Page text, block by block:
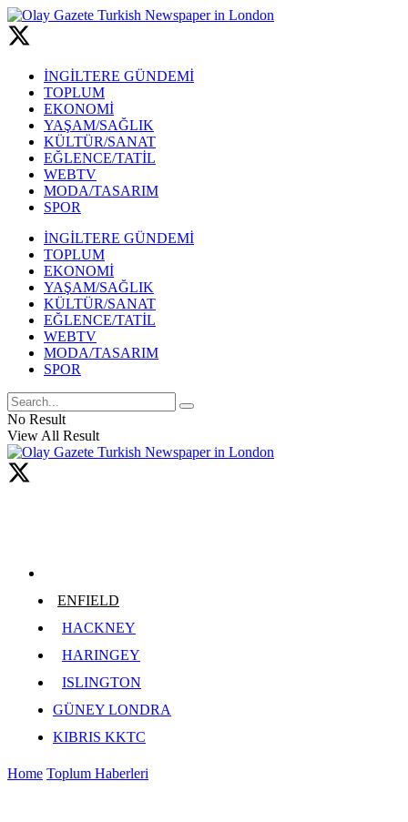
İNGİLTERE GÜNDEMİ
TOPLUM
EKONOMİ
YAŞAM/SAĞLIK
KÜLTÜR/SANAT
EĞLENCE/TATİL
WEBTV
MODA/TASARIM
SPOR
İNGİLTERE GÜNDEMİ
TOPLUM
EKONOMİ
YAŞAM/SAĞLIK
KÜLTÜR/SANAT
EĞLENCE/TATİL
WEBTV
MODA/TASARIM
SPOR
No Result
View All Result
ENFIELD
HACKNEY
HARINGEY
ISLINGTON
GÜNEY LONDRA
KIBRIS KKTC
Home Toplum Haberleri